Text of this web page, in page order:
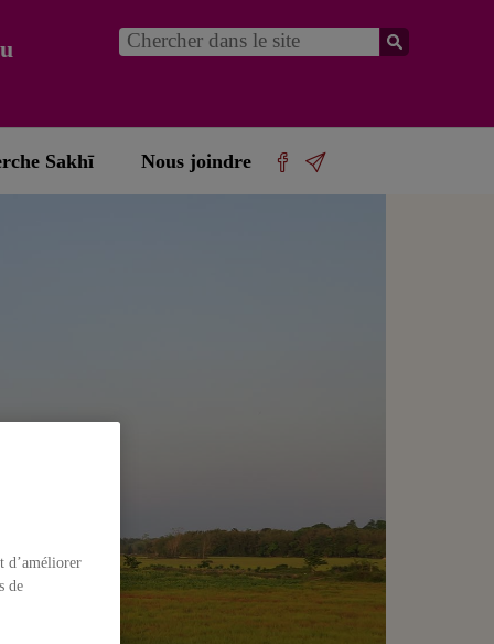
Sakhī Nous joindre
d’améliorer
de